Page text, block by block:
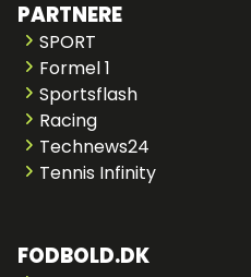
PARTNERE
SPORT
Formel 1
Sportsflash
Racing
Technews24
Tennis Infinity
FODBOLD.DK